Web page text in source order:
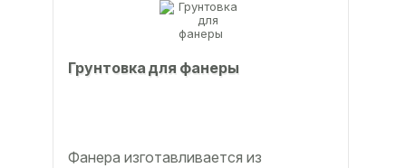
Грунтовка для фанеры
Фанера изготавливается из